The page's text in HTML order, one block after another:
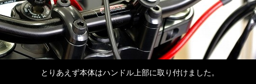
とりあえず本体はハンドル上部に取り付けました。